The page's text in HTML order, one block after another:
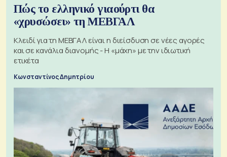
Πώς το ελληνικό γιαούρτι θα
«χρυσώσει» τη ΜΕΒΓΑΛ
Κλειδί για τη ΜΕΒΓΑΛ είναι η διείσδυση σε νέες αγορές
και σε κανάλια διανομής - Η «μάχη» με την ιδιωτική
ετικέτα
Κωνσταντίνος Δημητρίου